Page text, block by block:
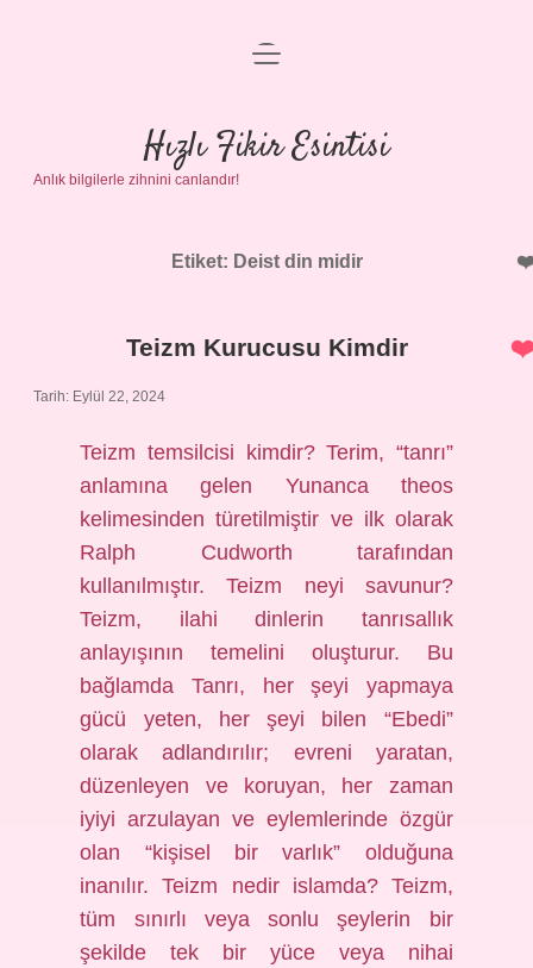
Anasayfa
Gizlilik Politikası
Yasal Uyarı
menüyü
Hızlı Fikir Esintisi
Anlık bilgilerle zihnini canlandır!
Etiket: Deist din midir
Teizm Kurucusu Kimdir
Tarih: Eylül 22, 2024
Teizm temsilcisi kimdir? Terim, “tanrı”
anlamına gelen Yunanca theos
kelimesinden türetilmiştir ve ilk olarak
Ralph Cudworth tarafından
kullanılmıştır. Teizm neyi savunur?
Teizm, ilahi dinlerin tanrısallık
anlayışının temelini oluşturur. Bu
bağlamda Tanrı, her şeyi yapmaya
gücü yeten, her şeyi bilen “Ebedi”
olarak adlandırılır; evreni yaratan,
düzenleyen ve koruyan, her zaman
iyiyi arzulayan ve eylemlerinde özgür
olan “kişisel bir varlık” olduğuna
inanılır. Teizm nedir islamda? Teizm,
tüm sınırlı veya sonlu şeylerin bir
şekilde tek bir yüce veya nihai